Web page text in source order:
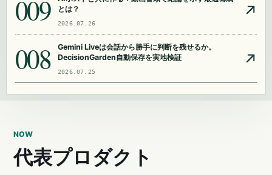
009
とは？
2026.07.26
008
Gemini Liveは会話から勝手に判断を残せるか。
DecisionGarden自動保存を実地検証
2026.07.25
NOW
代表プロダクト